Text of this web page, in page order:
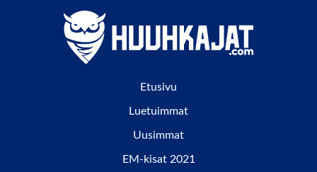
Etusivu
Luetuimmat
Uusimmat
EM-kisat 2021